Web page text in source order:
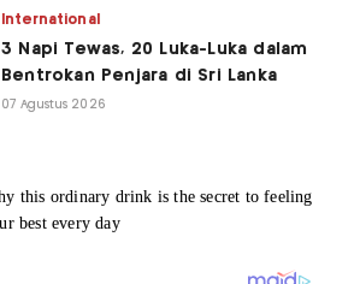
International
3 Napi Tewas, 20 Luka-Luka dalam
Bentrokan Penjara di Sri Lanka
07 Agustus 2026